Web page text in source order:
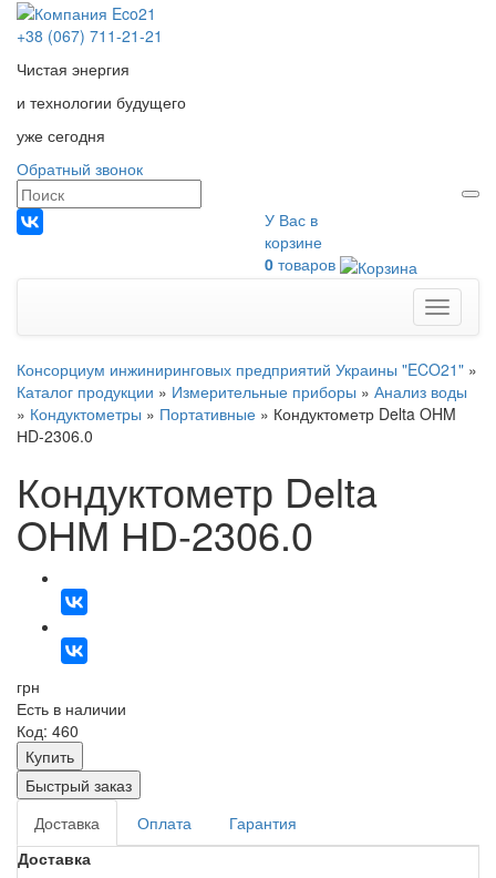
+38 (067) 711-21-21
Чистая энергия
и технологии будущего
уже сегодня
Обратный звонок
У Вас в
корзине
0 товаров
Меню
Консорциум инжиниринговых предприятий Украины "ECO21" »
Каталог продукции » Измерительные приборы » Анализ воды
» Кондуктометры » Портативные » Кондуктометр Delta OHM
НD-2306.0
Кондуктометр Delta
OHM НD-2306.0
грн
Есть в наличии
Код: 460
Купить
Быстрый заказ
Доставка
Оплата
Гарантия
Доставка